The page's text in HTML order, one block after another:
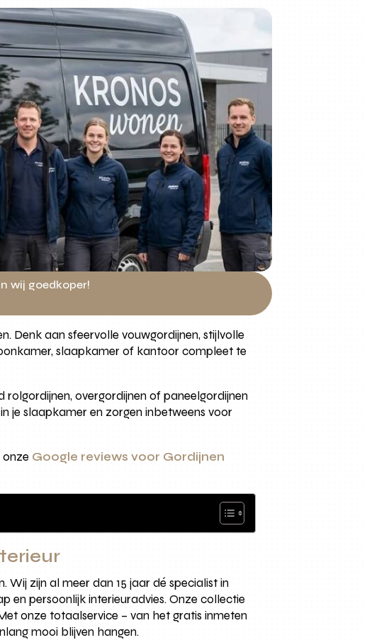
wij goedkoper!
Denk aan sfeervolle vouwgordijnen, stijlvolle
slaapkamer of kantoor compleet te
overgordijnen of paneelgordijnen
je slaapkamer en zorgen inbetweens voor
Google reviews voor Gordijnen
zijn al meer dan 15 jaar dé specialist in
en persoonlijk interieuradvies. Onze collectie
onze totaalservice – van het gratis inmeten
mooi blijven hangen.